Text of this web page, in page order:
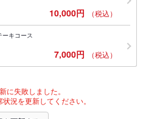
10,000円 （税込）
ーキコース
7,000円 （税込）
に失敗しました。
況を更新してください。